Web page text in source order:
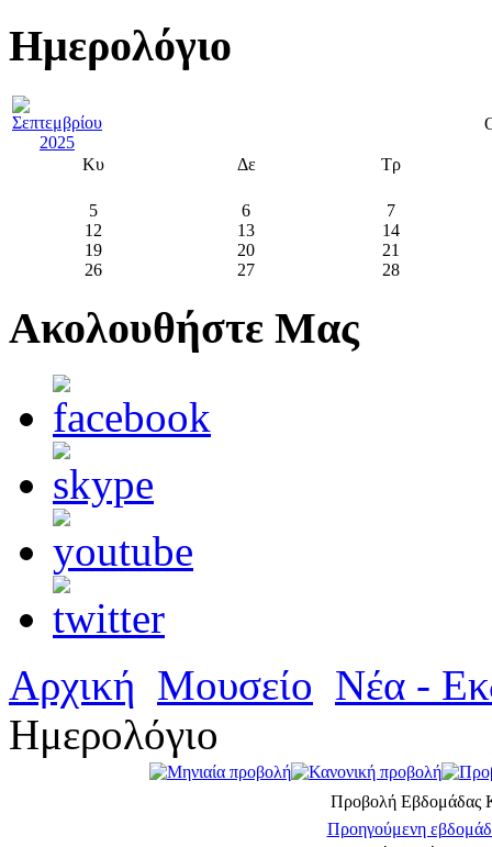
Ημερολόγιο
Κυ Δε Τρ
5 6
7
12
13
14
19
20
21
26
27 28
Ακολουθήστε Μας
Αρχική Μουσείο Νέα -
Ημερολόγιο
Προβολή Εβδομάδας
Προηγούμενη